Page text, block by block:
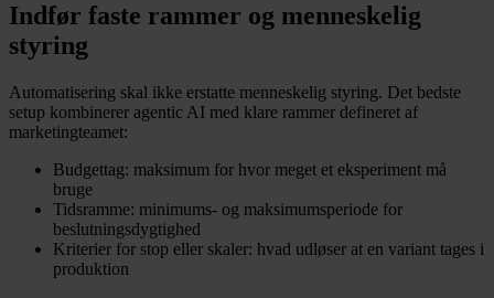
Indfør faste rammer og menneskelig
styring
Automatisering skal ikke erstatte menneskelig styring. Det bedste
setup kombinerer agentic AI med klare rammer defineret af
marketingteamet:
Budgettag: maksimum for hvor meget et eksperiment må
bruge
Tidsramme: minimums- og maksimumsperiode for
beslutningsdygtighed
Kriterier for stop eller skaler: hvad udløser at en variant tages i
produktion